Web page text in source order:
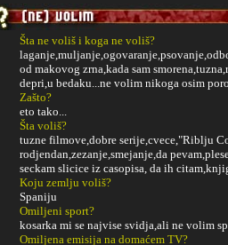
Šta ne voliš i koga ne voliš?
od makovog zrna,kada sam
depri,u bedaku...ne volim nikoga osim
Zašto?
eto tako...
Šta voliš?
tuzne filmove,dobre serije,cvece,"Riblju
rodjendan,zezanje,smejanje,da
seckam slicice iz casopisa, da ih
Koju zemlju voliš?
Spaniju
Omiljeni sport?
kosarka mi se najvise svidja,ali ne volim
Omiljena emisija na domaćem TV?